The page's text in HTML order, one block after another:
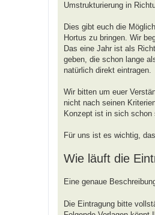
Umstrukturierung in
Dies gibt euch die
Hortus zu bringen. Wir
Das eine Jahr ist als
geben, die schon lange
natürlich direkt eintragen.
Wir bitten um euer
nicht nach seinen
Konzept ist in sich schon
Für uns ist es wichtig,
Wie läuft die
Eine genaue
Die Eintragung bitte